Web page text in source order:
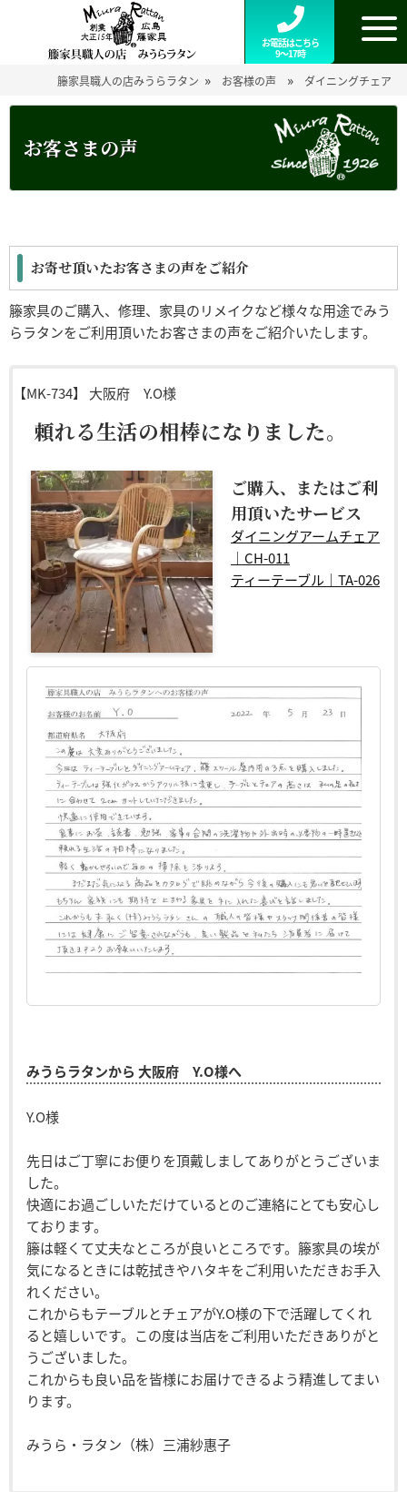
お電話はこちら
9～17時
籐家具職人の店みうらラタン » お客様の声 » ダイニングチェア
お客さまの声
お寄せ頂いたお客さまの声をご紹介
籐家具のご購入、修理、家具のリメイクなど様々な用途でみう
らラタンをご利用頂いたお客さまの声をご紹介いたします。
【MK-734】 大阪府 Y.O様
頼れる生活の相棒になりました。
ご購入、またはご利
用頂いたサービス
ダイニングアームチェア
｜CH-011
ティーテーブル｜TA-026
みうらラタンから 大阪府 Y.O様へ
Y.O様
先日はご丁寧にお便りを頂戴しましてありがとうございま
した。
快適にお過ごしいただけているとのご連絡にとても安心し
ております。
籐は軽くて丈夫なところが良いところです。籐家具の埃が
気になるときには乾拭きやハタキをご利用いただきお手入
れください。
これからもテーブルとチェアがY.O様の下で活躍してくれ
ると嬉しいです。この度は当店をご利用いただきありがと
うございました。
これからも良い品を皆様にお届けできるよう精進してまい
ります。
みうら・ラタン（株）三浦紗惠子